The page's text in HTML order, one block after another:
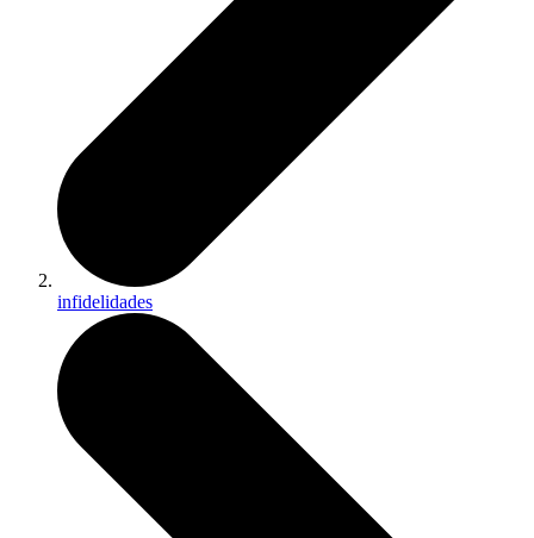
infidelidades